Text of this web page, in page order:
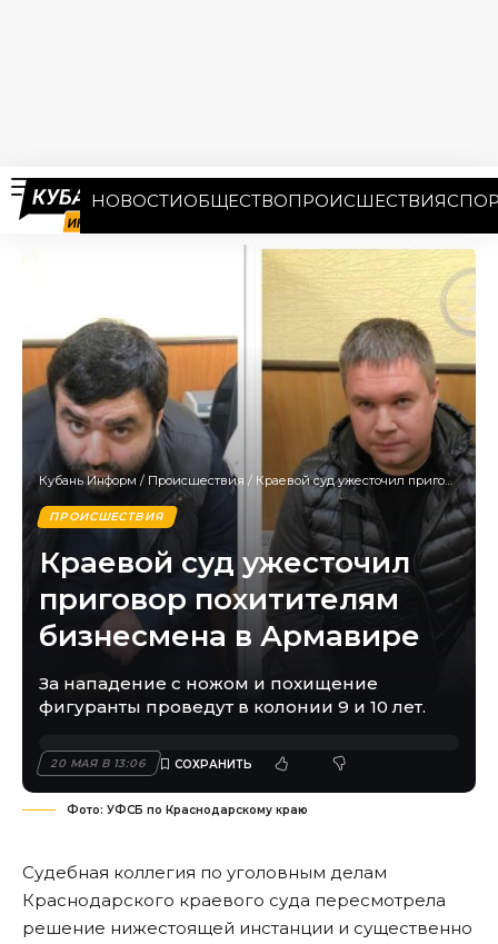
НОВОСТИОБЩЕСТВОПРОИСШЕСТВИЯ
Кубань Информ / Происшествия / Краевой суд ужесточил приговор похитителям бизнесмена в Армавире
ПРОИСШЕСТВИЯ
Краевой суд ужесточил
приговор похитителям
бизнесмена в Армавире
За нападение с ножом и похищение
фигуранты проведут в колонии 9 и 10 лет.
20 МАЯ В 13:06
Фото: УФСБ по Краснодарскому краю
Судебная коллегия по уголовным делам
Краснодарского краевого суда пересмотрела
решение нижестоящей инстанции и существенно